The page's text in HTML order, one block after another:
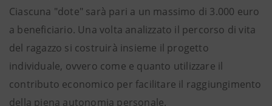
Ciascuna "dote" sarà pari a un massimo di 3.000 euro
a beneficiario. Una volta analizzato il percorso di vita
del ragazzo si costruirà insieme il progetto
individuale, ovvero come e quanto utilizzare il
contributo economico per facilitare il raggiungimento
della piena autonomia personale.